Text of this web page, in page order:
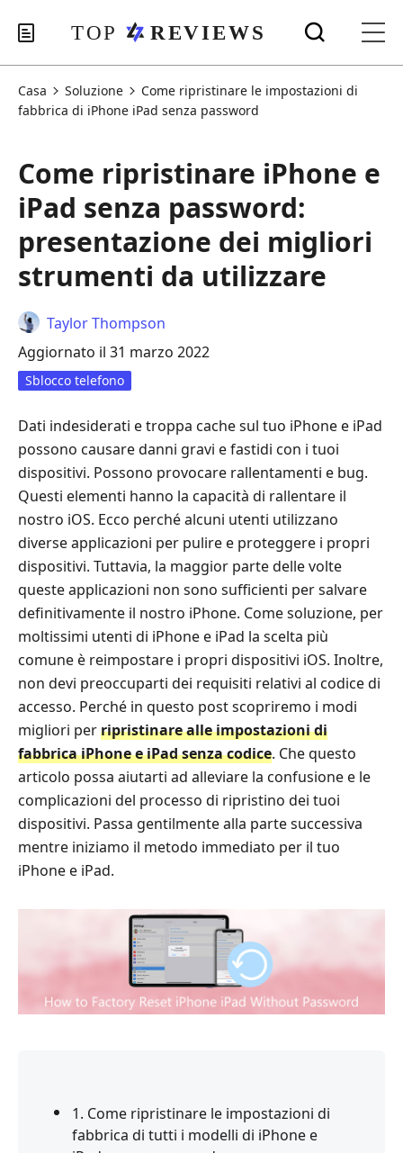
Casa Soluzione
Come ripristinare le impostazioni di
fabbrica di iPhone iPad senza password
Come ripristinare iPhone e
iPad senza password:
presentazione dei migliori
strumenti da utilizzare
Taylor Thompson
Aggiornato il 31 marzo 2022
Sblocco telefono
Dati indesiderati e troppa cache sul tuo iPhone e iPad
possono causare danni gravi e fastidi con i tuoi
dispositivi. Possono provocare rallentamenti e bug.
Questi elementi hanno la capacità di rallentare il
nostro iOS. Ecco perché alcuni utenti utilizzano
diverse applicazioni per pulire e proteggere i propri
dispositivi. Tuttavia, la maggior parte delle volte
queste applicazioni non sono sufficienti per salvare
definitivamente il nostro iPhone. Come soluzione, per
moltissimi utenti di iPhone e iPad la scelta più
comune è reimpostare i propri dispositivi iOS. Inoltre,
non devi preoccuparti dei requisiti relativi al codice di
accesso. Perché in questo post scopriremo i modi
migliori perripristinare alle impostazioni di
fabbrica iPhone e iPad senza codice. Che questo
articolo possa aiutarti ad alleviare la confusione e le
complicazioni del processo di ripristino dei tuoi
dispositivi. Passa gentilmente alla parte successiva
mentre iniziamo il metodo immediato per il tuo
iPhone e iPad.
1. Come ripristinare le impostazioni di
fabbrica di tutti i modelli di iPhone e